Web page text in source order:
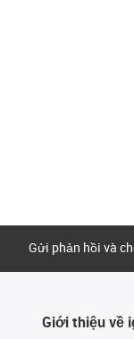
Gửi phản hồi và
Giới thiệu về